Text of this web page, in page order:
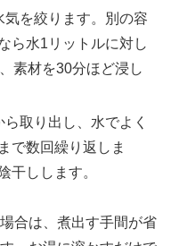
を絞ります。別の容
ら水1リットルに対し
素材を30分ほど浸し
取り出し、水でよく
で数回繰り返しま
干しします。
合は、煮出す手間が省